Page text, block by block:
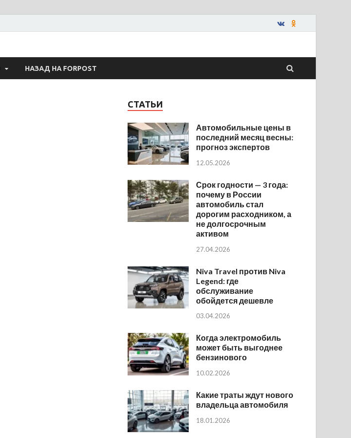
НАЗАД НА FORPOST
СТАТЬИ
Автомобильные цены в
последний месяц весны:
прогноз экспертов
12.05.2026
Срок годности — 3 года:
почему в России
автомобиль стал
дорогим расходником, а
не долгосрочным
активом
27.04.2026
Niva Travel против Niva
Legend: где
обслуживание
обойдется дешевле
03.04.2026
Когда электромобиль
может быть выгоднее
бензинового
10.02.2026
Какие траты ждут нового
владельца автомобиля
18.01.2026